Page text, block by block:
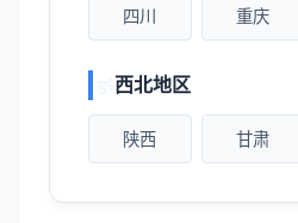
四川 重庆
西北地区
陕西 甘肃